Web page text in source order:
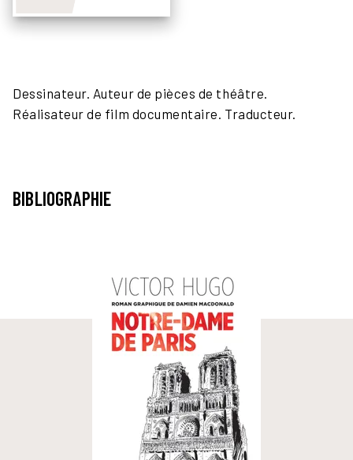
Dessinateur. Auteur de pièces de théâtre.
Réalisateur de film documentaire. Traducteur.
BIBLIOGRAPHIE